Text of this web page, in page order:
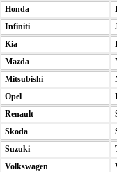
Honda
Infiniti
Kia
Mazda
Mitsubishi
Opel
Renault
Skoda
Suzuki
Volkswagen